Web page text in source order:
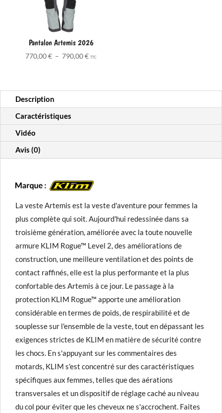
Pantalon Artemis 2026
770,00€ – 790,00€Plage
790,00 €
TTC
Description
Caractéristiques
Vidéo
Avis (0)
La veste Artemis est la veste d'aventure pour femmes la
plus complète qui soit. Aujourd'hui redessinée dans sa
troisième génération, améliorée avec la toute nouvelle
armure KLIM Rogue™ Level 2, des améliorations de
construction, une meilleure ventilation et des points de
contact raffinés, elle est la plus performante et la plus
confortable des Artemis à ce jour. Le passage à la
protection KLIM Rogue™ apporte une amélioration
considérable en termes de poids, de respirabilité et de
souplesse sur l'ensemble de la veste, tout en dépassant les
exigences strictes de KLIM en matière de sécurité contre
les chocs. En s'appuyant sur les commentaires des
motards, KLIM s'est concentré sur des caractéristiques
spécifiques aux femmes, telles que des aérations
transversales et un dispositif de réglage caché au niveau
du col pour éviter que les cheveux ne s'accrochent. Faites